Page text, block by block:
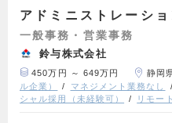
アドミニストレーシ
一般事務・営業事務
鈴与株式会社
450万円 ～ 649万円 静岡
ル企業）
マネジメント業務なし
シャル採用（未経験可）
リモー